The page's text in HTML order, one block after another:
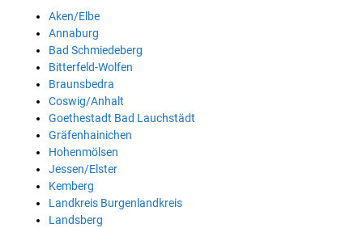
Aken/Elbe
Annaburg
Bad Schmiedeberg
Bitterfeld-Wolfen
Braunsbedra
Coswig/Anhalt
Goethestadt Bad Lauchstädt
Gräfenhainichen
Hohenmölsen
Jessen/Elster
Kemberg
Landkreis Burgenlandkreis
Landsberg